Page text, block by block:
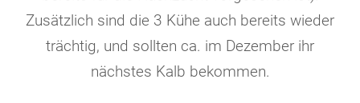
Zusätzlich sind die 3 Kühe auch bereits wieder
trächtig, und sollten ca. im Dezember ihr
nächstes Kalb bekommen.